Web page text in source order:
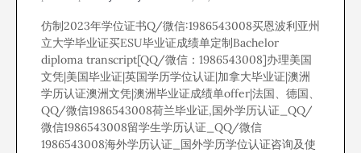
仿制2023年学位证书Q/微信:1986543008买恩波利亚州
立大学毕业证买ESU毕业证成绩单定制Bachelor
diploma transcript[QQ/微信：1986543008]办理美国
文凭|美国毕业证|英国学历学位认证|加拿大毕业证|澳洲
学历认证澳洲文凭|澳洲毕业证成绩单offer|法国、德国、
QQ/微信1986543008荷兰毕业证,国外学历认证_QQ/
微信1986543008留学生学历认证_QQ/微信
1986543008海外学历认证_国外学历学位认证咨询及使